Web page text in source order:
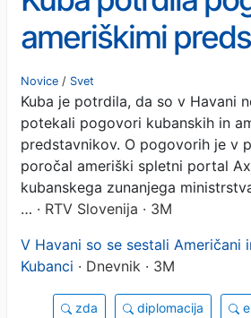
ameriškimi
Havani
Novice / Svet
Kuba je potrdila, da so v Havani
potekali pogovori kubanskih in
predstavnikov. O pogovorih je v
poročal ameriški spletni portal
kubanskega zunanjega
… · RTV Slovenija · 3M
V Havani so se sestali Američani
Kubanci · Dnevnik · 3M
zda diplomacija